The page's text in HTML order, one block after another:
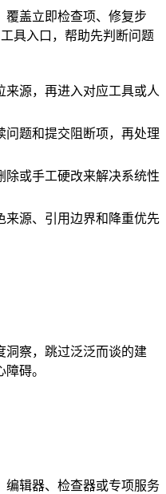
覆盖立即检查项、修复步
具入口，帮助先判断问题
来源，再进入对应工具或人
问题和提交阻断项，再处理
除或手工硬改来解决系统性
来源、引用边界和降重优先
洞察，跳过泛泛而谈的建
碍。
编辑器、检查器或专项服务